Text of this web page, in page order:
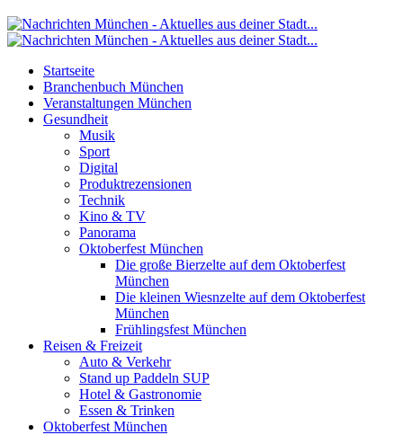
Startseite
Branchenbuch München
Veranstaltungen München
Gesundheit
Musik
Sport
Digital
Produktrezensionen
Technik
Kino & TV
Panorama
Oktoberfest München
Die große Bierzelte auf dem Oktoberfest
München
Die kleinen Wiesnzelte auf dem Oktoberfest
München
Frühlingsfest München
Reisen & Freizeit
Auto & Verkehr
Stand up Paddeln SUP
Hotel & Gastronomie
Essen & Trinken
Oktoberfest München